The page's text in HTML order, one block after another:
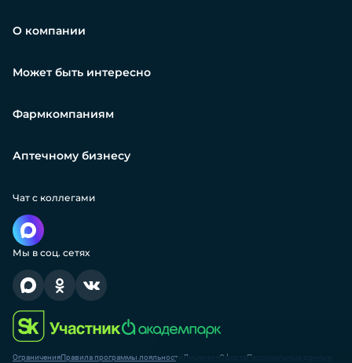
О компании
Может быть интересно
Фармкомпаниям
Аптечному бизнесу
Чат с коллегами
Мы в соц. сетях
ОграниченияПравила программы лояльности Лицензия Оферта Персональные данные